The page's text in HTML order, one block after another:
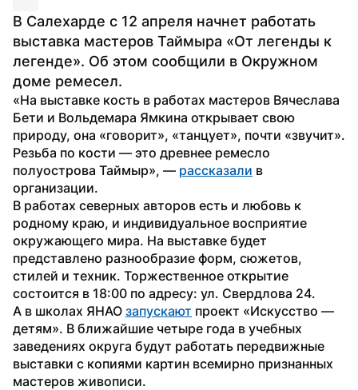
В Салехарде с 12 апреля начнет работать
выставка мастеров Таймыра «От легенды к
легенде». Об этом сообщили в Окружном
доме ремесел.
«На выставке кость в работах мастеров Вячеслава
Бети и Вольдемара Ямкина открывает свою
природу, она «говорит», «танцует», почти «звучит».
Резьба по кости — это древнее ремесло
полуострова Таймыр», — рассказали в
организации.
В работах северных авторов есть и любовь к
родному краю, и индивидуальное восприятие
окружающего мира. На выставке будет
представлено разнообразие форм, сюжетов,
стилей и техник. Торжественное открытие
состоится в 18:00 по адресу: ул. Свердлова 24.
А в школах ЯНАО запускают проект «Искусство —
детям». В ближайшие четыре года в учебных
заведениях округа будут работать передвижные
выставки с копиями картин всемирно признанных
мастеров живописи.